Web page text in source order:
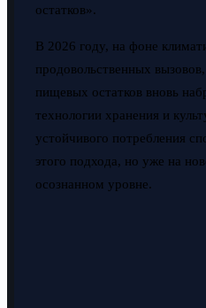
остатков».
В 2026 году, на фоне
продовольственных
пищевых остатков вновь
технологии хранения и
устойчивого потребления
этого подхода, но уже на
осознанном уровне.